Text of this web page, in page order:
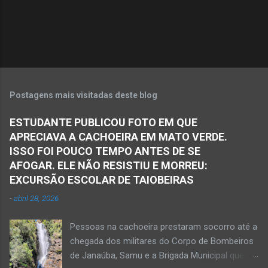
Postagens mais visitadas deste blog
ESTUDANTE PUBLICOU FOTO EM QUE
APRECIAVA A CACHOEIRA EM MATO VERDE.
ISSO FOI POUCO TEMPO ANTES DE SE
AFOGAR. ELE NÃO RESISTIU E MORREU:
EXCURSÃO ESCOLAR DE TAIOBEIRAS
-abril 28, 2026
Pessoas na cachoeira prestaram socorro até a
chegada dos militares do Corpo de Bombeiros
de Janaúba, Samu e a Brigada Municipal que